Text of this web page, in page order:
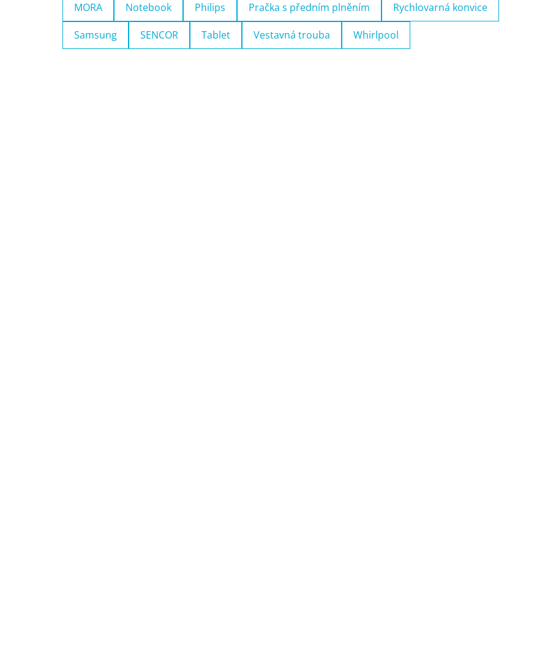
MORA Notebook Philips Pračka s předním plněním Rychlovarná konvice
Samsung SENCOR Tablet Vestavná trouba Whirlpool